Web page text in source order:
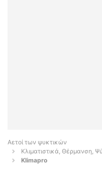
Αετοί των ψυκτικών
Κλιματιστικά, Θέρμανση,
Klimapro